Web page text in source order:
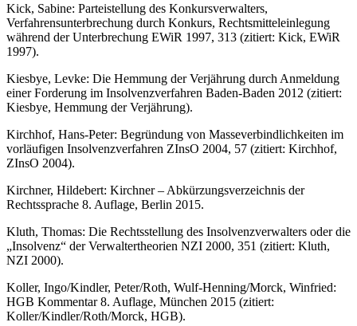
Kick, Sabine: Parteistellung des Konkursverwalters,
Verfahrensunterbrechung durch Konkurs, Rechtsmitteleinlegung
während der Unterbrechung EWiR 1997, 313 (zitiert: Kick, EWiR
1997).
Kiesbye, Levke: Die Hemmung der Verjährung durch Anmeldung
einer Forderung im Insolvenzverfahren Baden-Baden 2012 (zitiert:
Kiesbye, Hemmung der Verjährung).
Kirchhof, Hans-Peter: Begründung von Masseverbindlichkeiten im
vorläufigen Insolvenzverfahren ZInsO 2004, 57 (zitiert: Kirchhof,
ZInsO 2004).
Kirchner, Hildebert: Kirchner – Abkürzungsverzeichnis der
Rechtssprache 8. Auflage, Berlin 2015.
Kluth, Thomas: Die Rechtsstellung des Insolvenzverwalters oder die
„Insolvenz“ der Verwaltertheorien NZI 2000, 351 (zitiert: Kluth,
NZI 2000).
Koller, Ingo/Kindler, Peter/Roth, Wulf-Henning/Morck, Winfried:
HGB Kommentar 8. Auflage, München 2015 (zitiert:
Koller/Kindler/Roth/Morck, HGB).